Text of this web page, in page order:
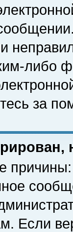
либо
за
Если